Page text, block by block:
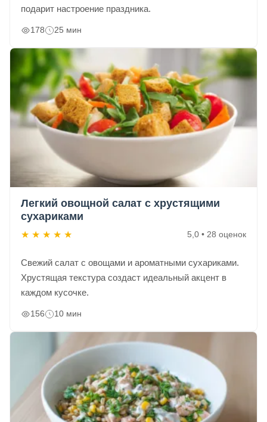
подарит настроение праздника.
178 25 мин
Легкий овощной салат с хрустящими
сухариками
★ ★ ★ ★ ★ 5,0 • 28 оценок
Свежий салат с овощами и ароматными сухариками.
Хрустящая текстура создаст идеальный акцент в
каждом кусочке.
156 10 мин